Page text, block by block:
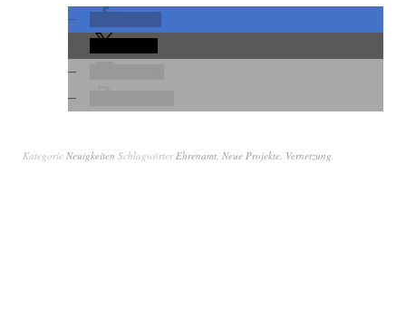
Kategorie Neuigkeiten SchlagwörterEhrenamt, Neue Projekte, Vernetzung